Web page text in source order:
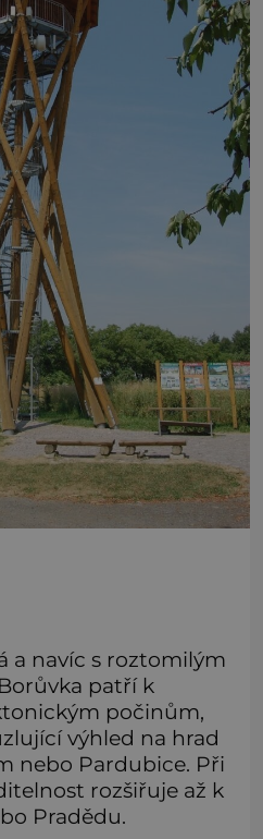
a navíc s roztomilým
patří k
počinům,
výhled na hrad
nebo Pardubice. Při
rozšiřuje až k
Pradědu.